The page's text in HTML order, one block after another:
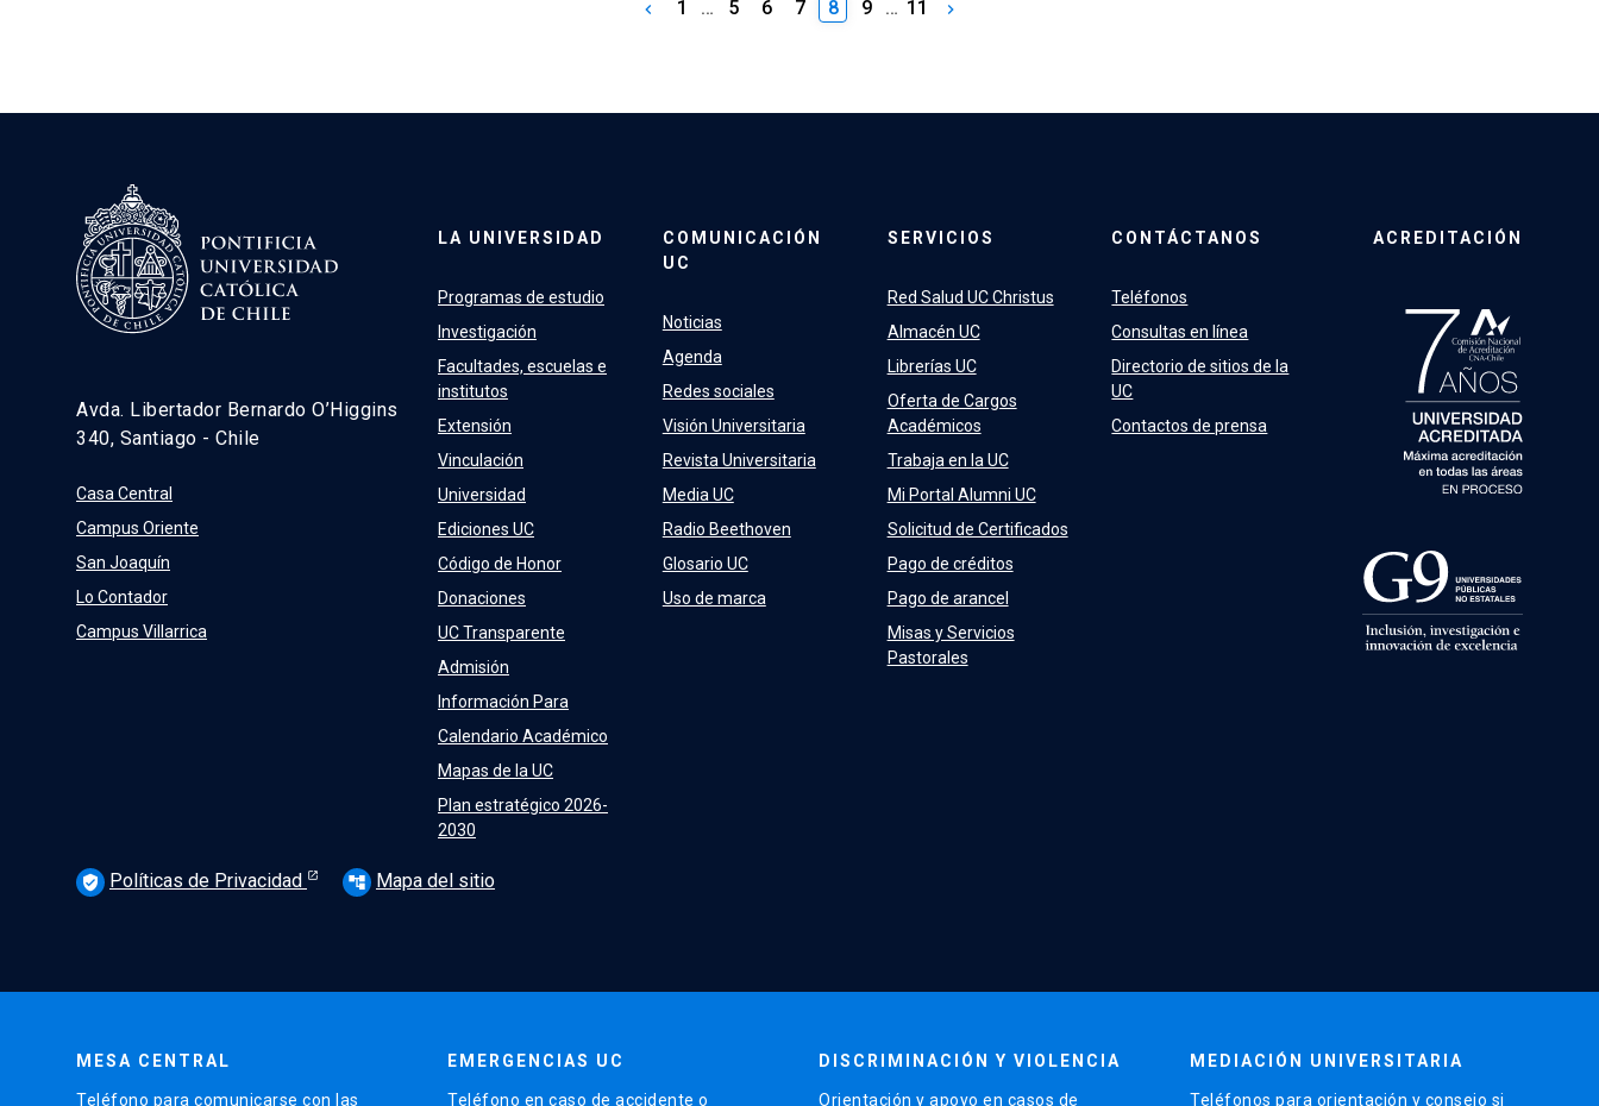
keyboard_arrow_left 1 … 5 6 7 8 9 … 11 keyboard_arrow_right
Avda. Libertador Bernardo O’Higgins
340, Santiago - Chile
Casa Central
Campus Oriente
San Joaquín
Lo Contador
Campus Villarrica
LA UNIVERSIDAD
Programas de estudio
Investigación
Facultades, escuelas e
institutos
Extensión
Vinculación
Universidad
Ediciones UC
Código de Honor
Donaciones
UC Transparente
Admisión
Información Para
Calendario Académico
Mapas de la UC
Plan estratégico 2026-
2030
COMUNICACIÓN
UC
Noticias
Agenda
Redes sociales
Visión Universitaria
Revista Universitaria
Media UC
Radio Beethoven
Glosario UC
Uso de marca
SERVICIOS
Red Salud UC Christus
Almacén UC
Librerías UC
Oferta de Cargos
Académicos
Trabaja en la UC
Mi Portal Alumni UC
Solicitud de Certificados
Pago de créditos
Pago de arancel
Misas y Servicios
Pastorales
CONTÁCTANOS
Teléfonos
Consultas en línea
Directorio de sitios de la
UC
Contactos de prensa
ACREDITACIÓN
verified_user Políticas de Privacidad account_tree Mapa del sitio
MESA CENTRAL
Teléfono para comunicarse con las
EMERGENCIAS UC
Teléfono en caso de accidente o
DISCRIMINACIÓN Y VIOLENCIA
Orientación y apoyo en casos de
MEDIACIÓN UNIVERSITARIA
Teléfonos para orientación y consejo si